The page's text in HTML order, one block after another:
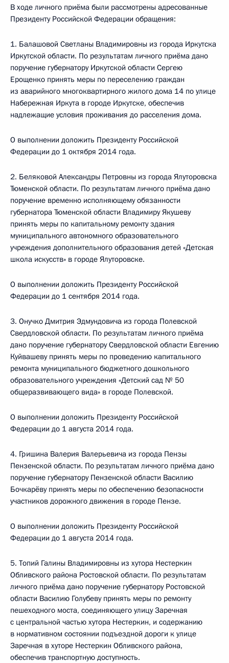
В ходе личного приёма были рассмотрены адресованные
Президенту Российской Федерации обращения:
1. Балашовой Светланы Владимировны из города Иркутска
Иркутской области. По результатам личного приёма дано
поручение губернатору Иркутской области Сергею
Ерощенко принять меры по переселению граждан
из аварийного многоквартирного жилого дома 14 по улице
Набережная Иркута в городе Иркутске, обеспечив
надлежащие условия проживания до расселения дома.
О выполнении доложить Президенту Российской
Федерации до 1 октября 2014 года.
2. Беляковой Александры Петровны из города Ялуторовска
Тюменской области. По результатам личного приёма дано
поручение временно исполняющему обязанности
губернатора Тюменской области Владимиру Якушеву
принять меры по капитальному ремонту здания
муниципального автономного образовательного
учреждения дополнительного образования детей «Детская
школа искусств» в городе Ялуторовске.
О выполнении доложить Президенту Российской
Федерации до 1 сентября 2014 года.
3. Онучко Дмитрия Эдмундовича из города Полевской
Свердловской области. По результатам личного приёма
дано поручение губернатору Свердловской области Евгению
Куйвашеву принять меры по проведению капитального
ремонта муниципального бюджетного дошкольного
образовательного учреждения «Детский сад № 50
общеразвивающего вида» в городе Полевской.
О выполнении доложить Президенту Российской
Федерации до 1 августа 2014 года.
4. Гришина Валерия Валерьевича из города Пензы
Пензенской области. По результатам личного приёма дано
поручение губернатору Пензенской области Василию
Бочкарёву принять меры по обеспечению безопасности
участников дорожного движения в городе Пензе.
О выполнении доложить Президенту Российской
Федерации до 1 августа 2014 года.
5. Топий Галины Владимировны из хутора Нестеркин
Обливского района Ростовской области. По результатам
личного приёма дано поручение губернатору Ростовской
области Василию Голубеву принять меры по ремонту
пешеходного моста, соединяющего улицу Заречная
с центральной частью хутора Нестеркин, и содержанию
в нормативном состоянии подъездной дороги к улице
Заречная в хуторе Нестеркин Обливского района,
обеспечив транспортную доступность.